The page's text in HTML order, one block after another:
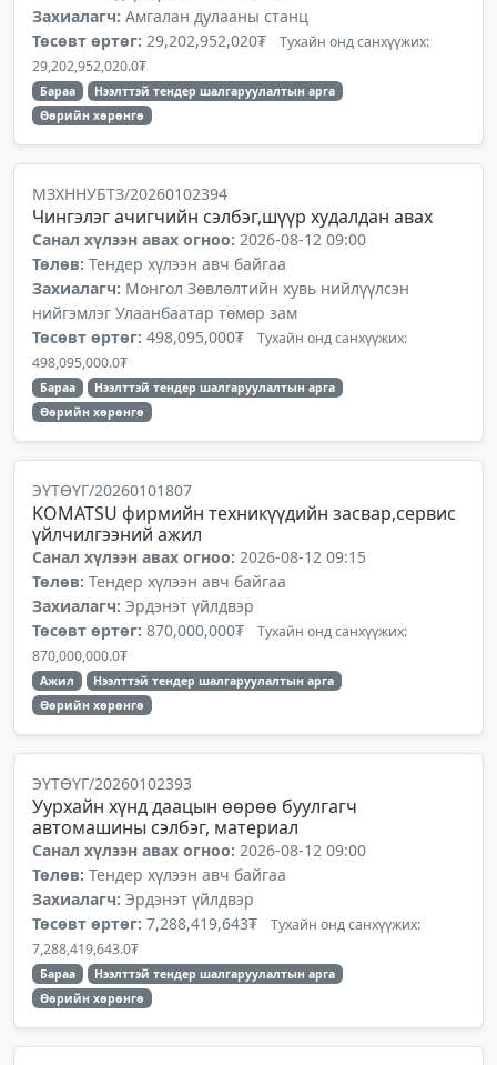
Захиалагч: Амгалан дулааны станц
Төсөвт өртөг: 29,202,952,020₮ Тухайн онд санхүүжих:
29,202,952,020.0₮
Бараа
Нээлттэй тендер шалгаруулалтын арга
Өөрийн хөрөнгө
МЗХННУБТЗ/20260102394
Чингэлэг ачигчийн сэлбэг,шүүр худалдан авах
Санал хүлээн авах огноо: 2026-08-12 09:00
Төлөв: Тендер хүлээн авч байгаа
Захиалагч: Монгол Зөвлөлтийн хувь нийлүүлсэн
нийгэмлэг Улаанбаатар төмөр зам
Төсөвт өртөг: 498,095,000₮ Тухайн онд санхүүжих:
498,095,000.0₮
Бараа
Нээлттэй тендер шалгаруулалтын арга
Өөрийн хөрөнгө
ЭҮТӨҮГ/20260101807
KOMATSU фирмийн техникүүдийн засвар,сервис
үйлчилгээний ажил
Санал хүлээн авах огноо: 2026-08-12 09:15
Төлөв: Тендер хүлээн авч байгаа
Захиалагч: Эрдэнэт үйлдвэр
Төсөвт өртөг: 870,000,000₮ Тухайн онд санхүүжих:
870,000,000.0₮
Ажил
Нээлттэй тендер шалгаруулалтын арга
Өөрийн хөрөнгө
ЭҮТӨҮГ/20260102393
Уурхайн хүнд даацын өөрөө буулгагч
автомашины сэлбэг, материал
Санал хүлээн авах огноо: 2026-08-12 09:00
Төлөв: Тендер хүлээн авч байгаа
Захиалагч: Эрдэнэт үйлдвэр
Төсөвт өртөг: 7,288,419,643₮ Тухайн онд санхүүжих:
7,288,419,643.0₮
Бараа
Нээлттэй тендер шалгаруулалтын арга
Өөрийн хөрөнгө